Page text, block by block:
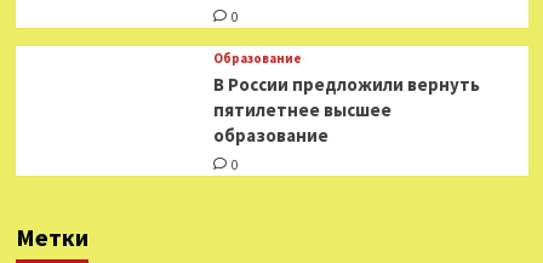
0
Образование
В России предложили вернуть
пятилетнее высшее
образование
0
Метки